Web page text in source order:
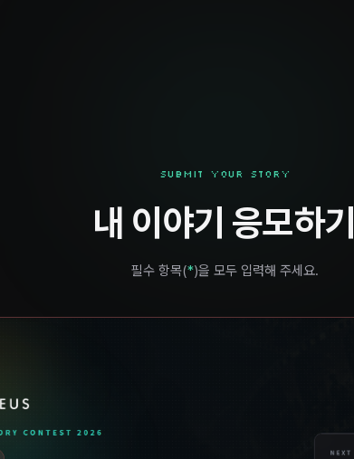
SUBMIT YOUR STORY
내 이야기 응모하기
필수 항목(*)을 모두 입력해 주세요.